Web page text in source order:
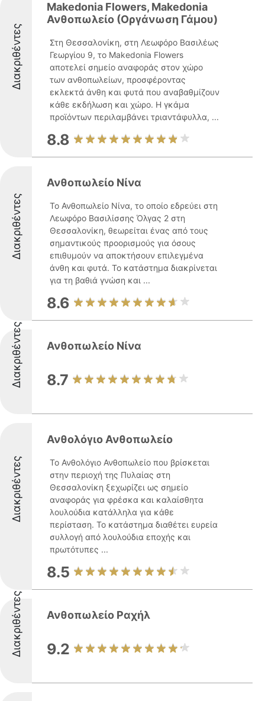
Διακριθέντες
Makedonia Flowers, Makedonia
Ανθοπωλείο (Οργάνωση Γάμου)
Στη Θεσσαλονίκη, στη Λεωφόρο Βασιλέως
Γεωργίου 9, το Makedonia Flowers
αποτελεί σημείο αναφοράς στον χώρο
των ανθοπωλείων, προσφέροντας
εκλεκτά άνθη και φυτά που αναβαθμίζουν
κάθε εκδήλωση και χώρο. Η γκάμα
προϊόντων περιλαμβάνει τριαντάφυλλα, ...
8.8
Διακριθέντες
Ανθοπωλείο Νίνα
Το Ανθοπωλείο Νίνα, το οποίο εδρεύει στη
Λεωφόρο Βασιλίσσης Όλγας 2 στη
Θεσσαλονίκη, θεωρείται ένας από τους
σημαντικούς προορισμούς για όσους
επιθυμούν να αποκτήσουν επιλεγμένα
άνθη και φυτά. Το κατάστημα διακρίνεται
για τη βαθιά γνώση και ...
8.6
Διακριθέντες Ανθοπωλείο Νίνα
8.7
Διακριθέντες
Ανθολόγιο Ανθοπωλείο
Το Ανθολόγιο Ανθοπωλείο που βρίσκεται
στην περιοχή της Πυλαίας στη
Θεσσαλονίκη ξεχωρίζει ως σημείο
αναφοράς για φρέσκα και καλαίσθητα
λουλούδια κατάλληλα για κάθε
περίσταση. Το κατάστημα διαθέτει ευρεία
συλλογή από λουλούδια εποχής και
πρωτότυπες ...
8.5
Διακριθέντες Ανθοπωλείο Ραχήλ
9.2